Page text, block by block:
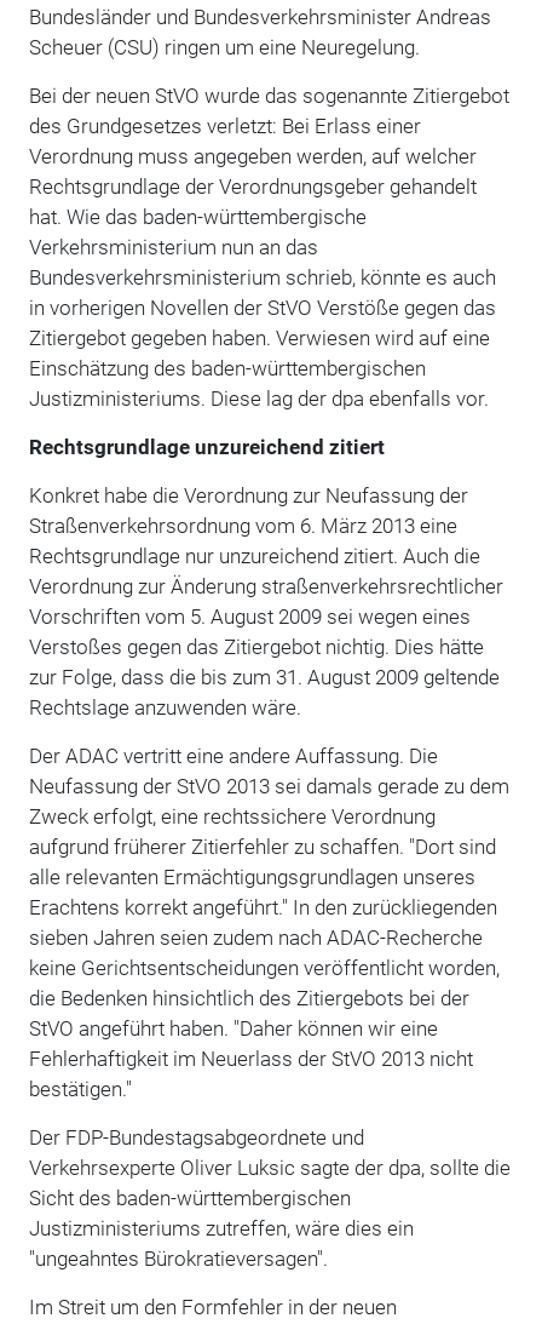
Bundesländer und Bundesverkehrsminister Andreas
Scheuer (CSU) ringen um eine Neuregelung.
Bei der neuen StVO wurde das sogenannte Zitiergebot
des Grundgesetzes verletzt: Bei Erlass einer
Verordnung muss angegeben werden, auf welcher
Rechtsgrundlage der Verordnungsgeber gehandelt
hat. Wie das baden-württembergische
Verkehrsministerium nun an das
Bundesverkehrsministerium schrieb, könnte es auch
in vorherigen Novellen der StVO Verstöße gegen das
Zitiergebot gegeben haben. Verwiesen wird auf eine
Einschätzung des baden-württembergischen
Justizministeriums. Diese lag der dpa ebenfalls vor.
Rechtsgrundlage unzureichend zitiert
Konkret habe die Verordnung zur Neufassung der
Straßenverkehrsordnung vom 6. März 2013 eine
Rechtsgrundlage nur unzureichend zitiert. Auch die
Verordnung zur Änderung straßenverkehrsrechtlicher
Vorschriften vom 5. August 2009 sei wegen eines
Verstoßes gegen das Zitiergebot nichtig. Dies hätte
zur Folge, dass die bis zum 31. August 2009 geltende
Rechtslage anzuwenden wäre.
Der ADAC vertritt eine andere Auffassung. Die
Neufassung der StVO 2013 sei damals gerade zu dem
Zweck erfolgt, eine rechtssichere Verordnung
aufgrund früherer Zitierfehler zu schaffen. "Dort sind
alle relevanten Ermächtigungsgrundlagen unseres
Erachtens korrekt angeführt." In den zurückliegenden
sieben Jahren seien zudem nach ADAC-Recherche
keine Gerichtsentscheidungen veröffentlicht worden,
die Bedenken hinsichtlich des Zitiergebots bei der
StVO angeführt haben. "Daher können wir eine
Fehlerhaftigkeit im Neuerlass der StVO 2013 nicht
bestätigen."
Der FDP-Bundestagsabgeordnete und
Verkehrsexperte Oliver Luksic sagte der dpa, sollte die
Sicht des baden-württembergischen
Justizministeriums zutreffen, wäre dies ein
"ungeahntes Bürokratieversagen".
Im Streit um den Formfehler in der neuen